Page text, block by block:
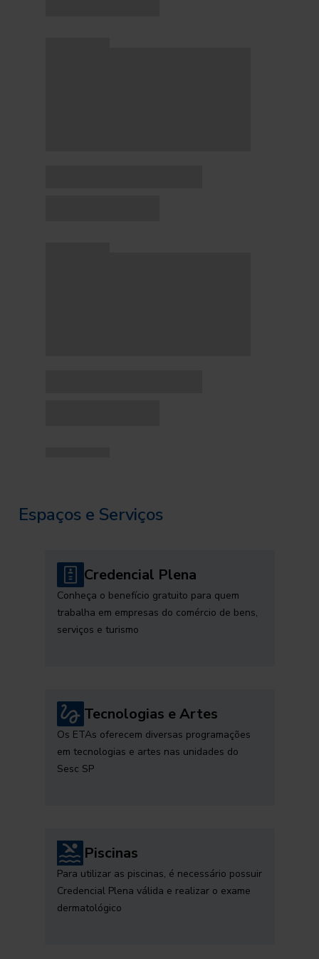
Espaços e Serviços
Credencial Plena
Conheça o benefício gratuito para quem
trabalha em empresas do comércio de bens,
serviços e turismo
Tecnologias e Artes
Os ETAs oferecem diversas programações
em tecnologias e artes nas unidades do
Sesc SP
Piscinas
Para utilizar as piscinas, é necessário possuir
Credencial Plena válida e realizar o exame
dermatológico